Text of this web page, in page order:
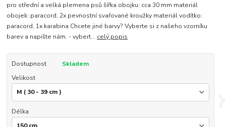
pro střední a velká plemena psů šířka obojku: cca 30 mm materiál
obojek: paracord, 2x pevnostní svařované kroužky materiál vodítko:
paracord, 1x karabina Chcete jiné barvy? Vyberte si z našeho vzorníku
barev a napište nám. - vybert... celý popis
Dostupnost
Skladem
Velikost
Délka